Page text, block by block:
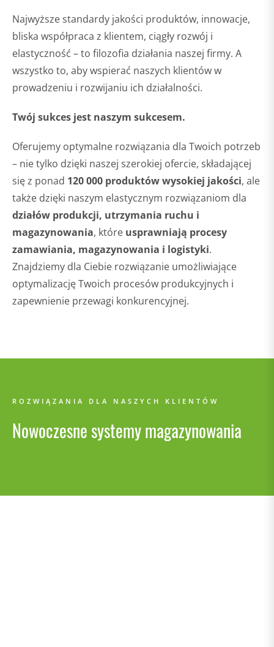
Najwyższe standardy jakości produktów, innowacje,
bliska współpraca z klientem, ciągły rozwój i
elastyczność – to filozofia działania naszej firmy. A
wszystko to, aby wspierać naszych klientów w
prowadzeniu i rozwijaniu ich działalności.
Twój sukces jest naszym sukcesem.
Oferujemy optymalne rozwiązania dla Twoich potrzeb
– nie tylko dzięki naszej szerokiej ofercie, składającej
się z ponad 120 000 produktów wysokiej jakości, ale
także dzięki naszym elastycznym rozwiązaniom dla
działów produkcji, utrzymania ruchu i
magazynowania, które usprawniają procesy
zamawiania, magazynowania i logistyki.
Znajdziemy dla Ciebie rozwiązanie umożliwiające
optymalizację Twoich procesów produkcyjnych i
zapewnienie przewagi konkurencyjnej.
ROZWIĄZANIA DLA NASZYCH KLIENTÓW
Nowoczesne systemy magazynowania